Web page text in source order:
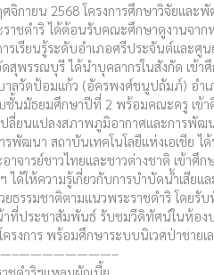
จิกายน 2568 โครงการศึกษาวิจัยและ
ราชดำริ ได้ต้อนรับคณะศึกษาดูงานจา
รเรียนรู้ระดับอำเภอศรีประจันต์และศูน
สุพรรณบุรี ได้นำบุคลากรในสังกัด เข้า
บาลวัดป้อมแก้ว (อัครพงศ์ชนูปถัมภ์) อำ
ชั้นมัธยมศึกษาปีที่ 2 พร้อมคณะครู เข้
ปลี่ยนแปลงสภาพภูมิอากาศและการพั
รพัฒนา สถาบันเทคโนโลยีแห่งเอเชีย ไ
จารย์ชาวไทยและชาวต่างชาติ เข้าศึ
ได้ให้ความรู้เกี่ยวกับการบำบัดน้ำเสีย
ธรรมชาติตามแนวพระราชดำริ โดยรับ
าที่ประชาสัมพันธ์ รับชมวีดิทัศน์ในห้อง
ครงการ พร้อมศึกษาระบบนิเวศป่าชาย
ชดำริฯแหลมผักเบี้ย